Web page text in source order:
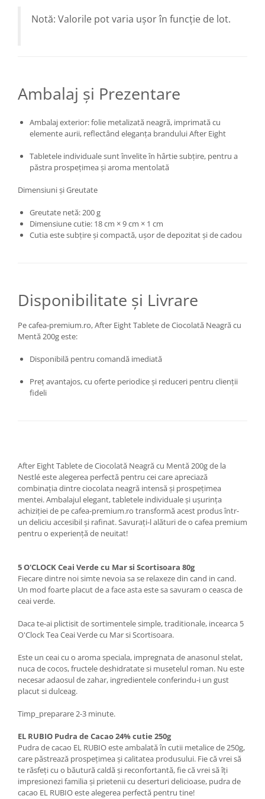
Notă: Valorile pot varia ușor în funcție de lot.
Ambalaj și Prezentare
Ambalaj exterior: folie metalizată neagră, imprimată cu
elemente aurii, reflectând eleganța brandului After Eight
Tabletele individuale sunt învelite în hârtie subțire, pentru a
păstra prospețimea și aroma mentolată
Dimensiuni și Greutate
Greutate netă: 200 g
Dimensiune cutie: 18 cm × 9 cm × 1 cm
Cutia este subțire și compactă, ușor de depozitat și de cadou
Disponibilitate și Livrare
Pe cafea-premium.ro, After Eight Tablete de Ciocolată Neagră cu
Mentă 200g este:
Disponibilă pentru comandă imediată
Preț avantajos, cu oferte periodice și reduceri pentru clienții
fideli
After Eight Tablete de Ciocolată Neagră cu Mentă 200g de la
Nestlé este alegerea perfectă pentru cei care apreciază
combinația dintre ciocolata neagră intensă și prospețimea
mentei. Ambalajul elegant, tabletele individuale și ușurința
achiziției de pe cafea-premium.ro transformă acest produs într-
un deliciu accesibil și rafinat. Savurați-l alături de o cafea premium
pentru o experiență de neuitat!
5 O'CLOCK Ceai Verde cu Mar si Scortisoara 80g
Fiecare dintre noi simte nevoia sa se relaxeze din cand in cand.
Un mod foarte placut de a face asta este sa savuram o ceasca de
ceai verde.
Daca te-ai plictisit de sortimentele simple, traditionale, incearca 5
O'Clock Tea Ceai Verde cu Mar si Scortisoara.
Este un ceai cu o aroma speciala, impregnata de anasonul stelat,
nuca de cocos, fructele deshidratate si musetelul roman. Nu este
necesar adaosul de zahar, ingredientele conferindu-i un gust
placut si dulceag.
Timp_preparare 2-3 minute.
EL RUBIO Pudra de Cacao 24% cutie 250g
Pudra de cacao EL RUBIO este ambalată în cutii metalice de 250g,
care păstrează prospețimea și calitatea produsului. Fie că vrei să
te răsfeți cu o băutură caldă și reconfortantă, fie că vrei să îți
impresionezi familia și prietenii cu deserturi delicioase, pudra de
cacao EL RUBIO este alegerea perfectă pentru tine!